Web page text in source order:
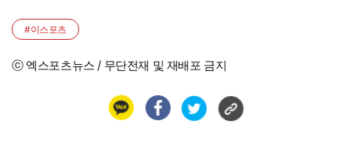
#이스포츠
ⓒ 엑스포츠뉴스 / 무단전재 및 재배포 금지